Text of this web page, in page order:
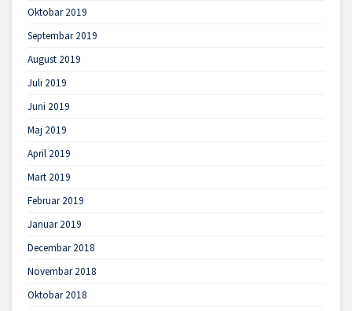
Oktobar 2019
Septembar 2019
August 2019
Juli 2019
Juni 2019
Maj 2019
April 2019
Mart 2019
Februar 2019
Januar 2019
Decembar 2018
Novembar 2018
Oktobar 2018